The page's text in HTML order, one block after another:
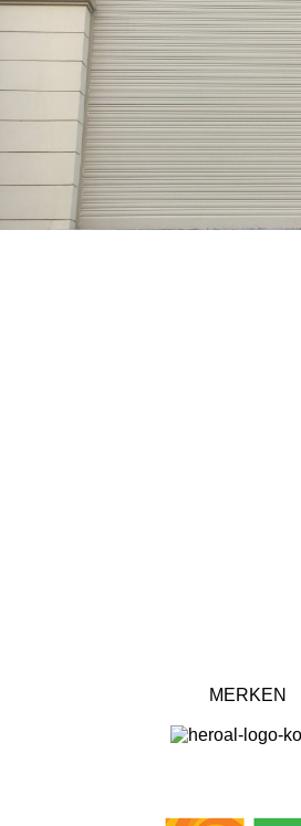
MERKEN